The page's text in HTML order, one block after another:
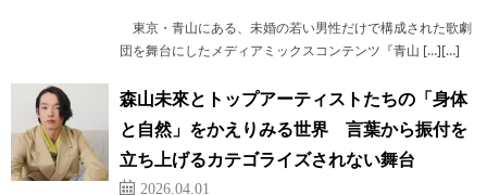
東京・青山にある、未婚の若い男性だけで構成された歌劇
団を舞台にしたメディアミックスコンテンツ『青山 […][…]
森山未來とトップアーティストたちの「身体
と自然」をかえりみる世界 言葉から振付を
立ち上げるカテゴライズされない舞台
2026.04.01